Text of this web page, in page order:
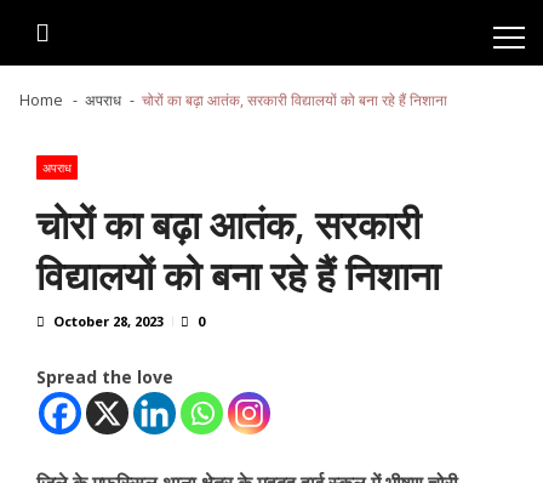
Home अपराध चोरों का बढ़ा आतंक, सरकारी विद्यालयों को बना रहे हैं निशाना
अपराध
चोरों का बढ़ा आतंक, सरकारी
विद्यालयों को बना रहे हैं निशाना
October 28, 2023 0
Spread the love